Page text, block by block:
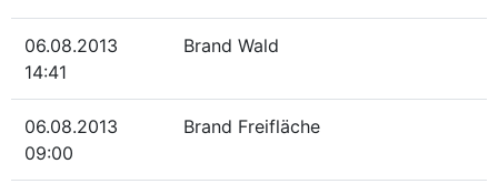
06.08.2013
14:41
Brand Wald
06.08.2013
09:00
Brand Freifläche